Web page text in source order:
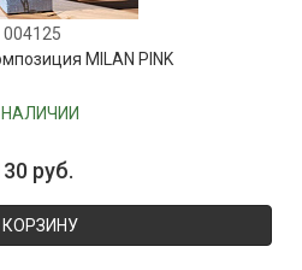
004125
MILAN PINK
НАЛИЧИИ
руб.
КОРЗИНУ